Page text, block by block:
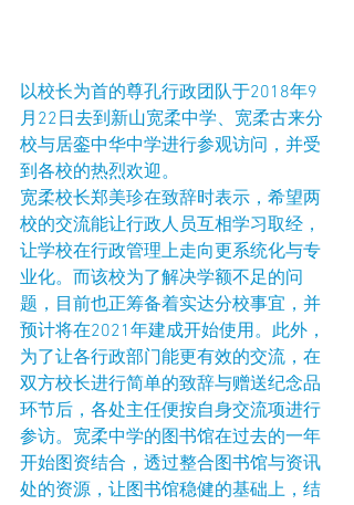
以校长为首的尊孔行政团队于2018年9
月22日去到新山宽柔中学、宽柔古来分
校与居銮中华中学进行参观访问，并受
到各校的热烈欢迎。
宽柔校长郑美珍在致辞时表示，希望两
校的交流能让行政人员互相学习取经，
让学校在行政管理上走向更系统化与专
业化。而该校为了解决学额不足的问
题，目前也正筹备着实达分校事宜，并
预计将在2021年建成开始使用。此外，
为了让各行政部门能更有效的交流，在
双方校长进行简单的致辞与赠送纪念品
环节后，各处主任便按自身交流项进行
参访。宽柔中学的图书馆在过去的一年
开始图资结合，透过整合图书馆与资讯
处的资源，让图书馆稳健的基础上，结